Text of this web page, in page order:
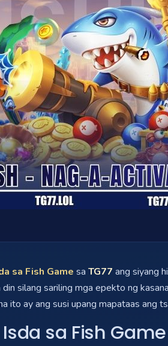
sa Fish Game sa TG77 ang siyang
silang sariling mga epekto ng
ito ay ang susi upang mapataas ang
sa Fish